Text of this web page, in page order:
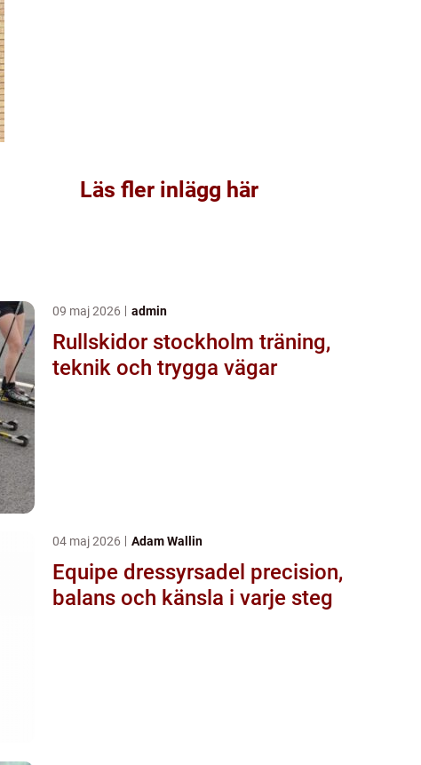
Läs fler inlägg här
09 maj 2026 admin
Rullskidor stockholm träning,
teknik och trygga vägar
04 maj 2026 Adam Wallin
Equipe dressyrsadel precision,
balans och känsla i varje steg